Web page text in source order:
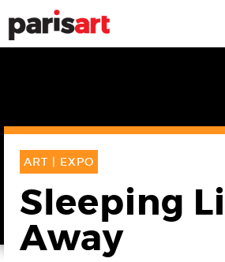
ART | EXPO
Sleeping
Away